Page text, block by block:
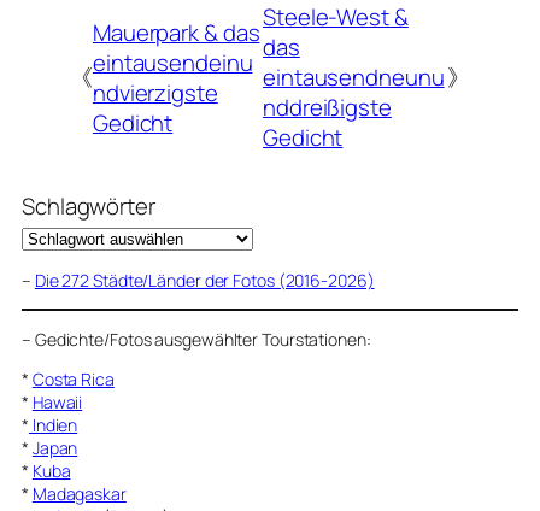
《
Mauerpark & das
eintausendeinu
ndvierzigste
Gedicht
Steele-West &
das
eintausendneunu
nddreißigste
Gedicht
》
Schlagwörter
– Die 272 Städte/Länder der Fotos (2016-2026)
– Gedichte/Fotos ausgewählter Tourstationen:
* Costa Rica
* Hawaii
* Indien
* Japan
* Kuba
* Madagaskar